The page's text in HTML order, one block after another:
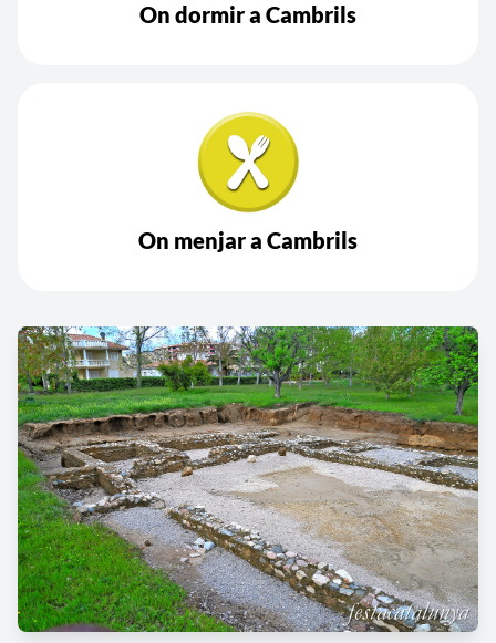
On dormir a Cambrils
On menjar a Cambrils